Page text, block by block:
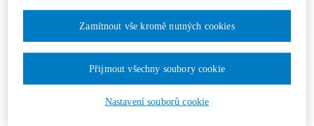
Číslo 4-5/2025
Číslo 6/2025
Ročník 2024
Číslo 1/2024
Číslo 3/2024
Číslo 4/2024
Číslo 5/2024
Číslo 6/2024
Nastavení souborů cookie
Zamítnout vše kromě nutných cookies
Přijmout všechny soubory cookie